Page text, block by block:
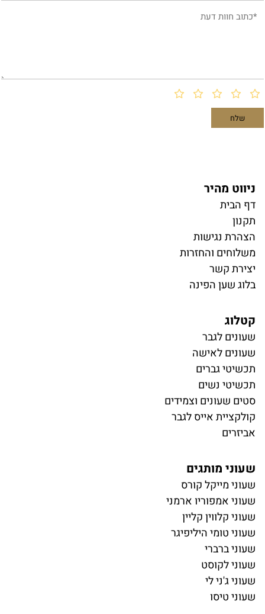
ניווט מהיר
דף הבית
תקנון
הצהרת נגישות
משלוחים והחזרות
יצירת קשר
בלוג שען הפינה
קטלוג
שעונים לגבר
שעונים לאישה
תכשיטי גברים
תכשיטי נשים
סטים שעונים וצמידים
קולקציית אייס לגבר
אביזרים
שעוני מותגים
שעוני מייקל קורס
שעוני אמפוריו ארמני
שעוני קלווין קליין
שעוני טומי היליפיגר
שעוני ברברי
שעוני לקוסט
שעוני ג'ני לי
שעוני טיסו